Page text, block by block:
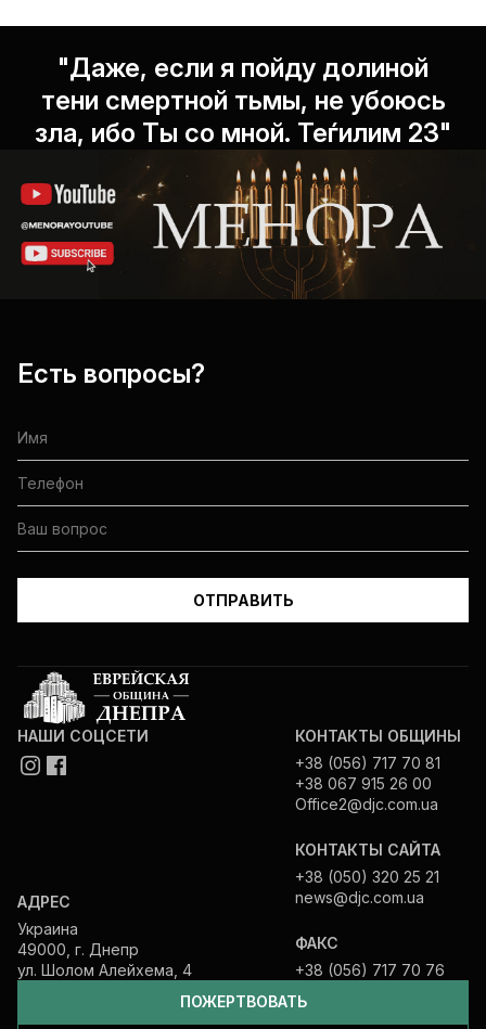
"Даже, если я пойду долиной
тени смертной тьмы, не убоюсь
зла, ибо Ты со мной. Теѓилим 23"
Есть вопросы?
ПОЖЕРТВОВАТЬ
НАШИ СОЦСЕТИ
АДРЕС
Украина
49000, г. Днепр
ул. Шолом Алейхема, 4
КОНТАКТЫ ОБЩИНЫ
+38 (056) 717 70 81
+38 067 915 26 00
Office2@djc.com.ua
КОНТАКТЫ САЙТА
+38 (050) 320 25 21
news@djc.com.ua
ФАКС
+38 (056) 717 70 76